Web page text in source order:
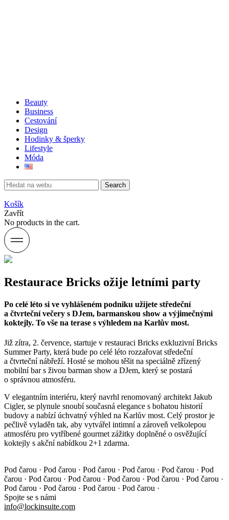
Beauty
Business
Cestování
Design
Hodinky & šperky
Lifestyle
Móda
Search
Košík
Zavřít
No products in the cart.
Restaurace Bricks ožije letními party
Po celé léto si ve vyhlášeném podniku užijete středeční
a čtvrteční večery s DJem, barmanskou show a výjimečnými
koktejly. To vše na terase s výhledem na Karlův most.
Již zítra, 2. července, startuje v restauraci Bricks exkluzivní Bricks
Summer Party, která bude po celé léto rozzařovat středeční
a čtvrteční nábřeží. Hosté se mohou těšit na speciálně zřízený
mobilní bar s živou barman show a DJem, který se postará
o správnou atmosféru.
V elegantním interiéru, který navrhl renomovaný architekt Jakub
Cigler, se plynule snoubí současná elegance s bohatou historií
budovy a nabízí úchvatný výhled na Karlův most. Celý prostor je
pečlivě vyladěn tak, aby vytvářel intimní a zároveň velkolepou
atmosféru pro vytříbené gourmet zážitky doplněné o osvěžující
koktejly s akční nabídkou 2+1 zdarma.
Pod čarou · Pod čarou · Pod čarou · Pod čarou · Pod čarou · Pod
čarou · Pod čarou · Pod čarou · Pod čarou · Pod čarou · Pod čarou ·
Pod čarou · Pod čarou · Pod čarou · Pod čarou ·
Spojte se s námi
info@lockinsuite.com